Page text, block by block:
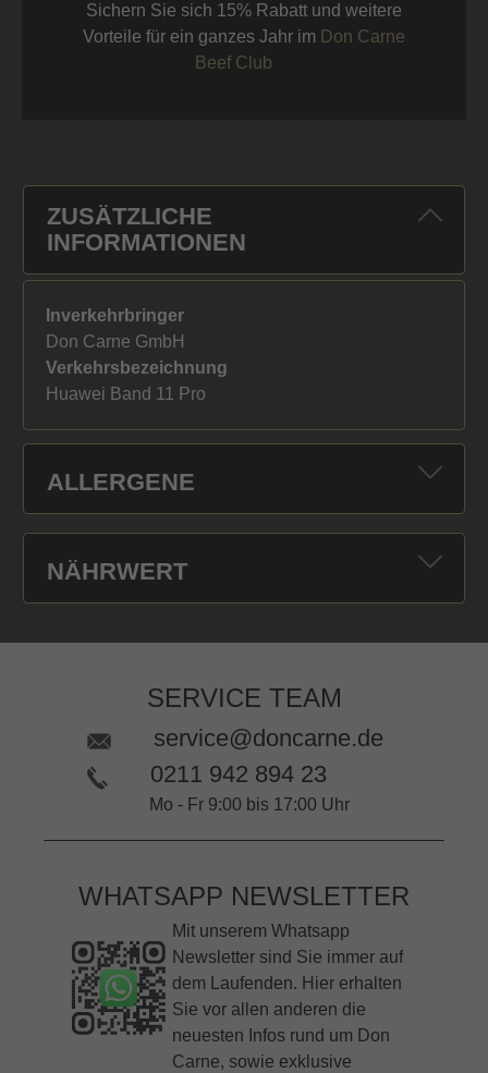
Sichern Sie sich 15% Rabatt und weitere
Vorteile für ein ganzes Jahr im Don Carne
Beef Club
ZUSÄTZLICHE
INFORMATIONEN
Inverkehrbringer
Don Carne GmbH
Verkehrsbezeichnung
Huawei Band 11 Pro
ALLERGENE
NÄHRWERT
SERVICE TEAM
service@doncarne.de
0211 942 894 23
Mo - Fr 9:00 bis 17:00 Uhr
WHATSAPP NEWSLETTER
Mit unserem Whatsapp
Newsletter sind Sie immer auf
dem Laufenden. Hier erhalten
Sie vor allen anderen die
neuesten Infos rund um Don
Carne, sowie exklusive